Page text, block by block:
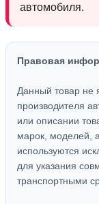
автомобиля.
Правовая
Данный товар не
производителя
или описании
марок, моделей,
используются
для указания
транспортными